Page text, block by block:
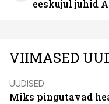
eeskujul juhid
VIIMASED
UUDISED
Miks pingutavad